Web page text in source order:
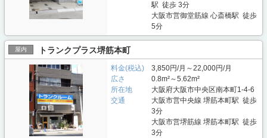
駅 徒歩 3分
大阪市営御堂筋線 心斎橋駅 徒歩
5分
屋内 トランクプラス堺筋本町
料金(税込)
3,850円/月～22,000円/月
広さ
0.8m²～5.62m²
所在地
大阪府大阪市中央区南本町1-4-6
交通
大阪市営中央線 堺筋本町駅 徒歩
3分
大阪市営堺筋線 堺筋本町駅 徒歩
3分